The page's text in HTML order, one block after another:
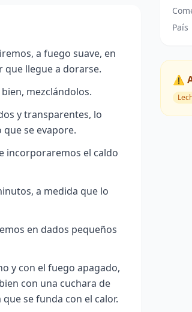
a fuego suave, en
que llegue a dorarse.
mezclándolos.
y transparentes, lo
se evapore.
incorporaremos el caldo
a medida que lo
en dados pequeños
y con el fuego apagado,
con una cuchara de
se funda con el calor.
País
⚠️